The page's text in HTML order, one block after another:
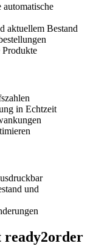
automatische
aktuellem Bestand
Produkte
in Echtzeit
und
ready2order